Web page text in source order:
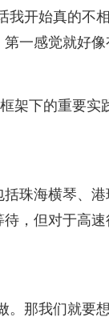
我开始真的不
一感觉就好
架下的重要
珠海横琴、
，但对于高
。那我们就要